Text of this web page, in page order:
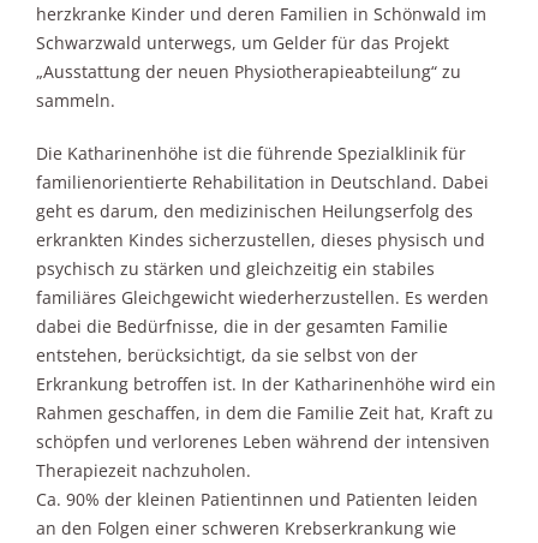
herzkranke Kinder und deren Familien in Schönwald im
Schwarzwald unterwegs, um Gelder für das Projekt
„Ausstattung der neuen Physiotherapieabteilung“ zu
sammeln.
Die Katharinenhöhe ist die führende Spezialklinik für
familienorientierte Rehabilitation in Deutschland. Dabei
geht es darum, den medizinischen Heilungserfolg des
erkrankten Kindes sicherzustellen, dieses physisch und
psychisch zu stärken und gleichzeitig ein stabiles
familiäres Gleichgewicht wiederherzustellen. Es werden
dabei die Bedürfnisse, die in der gesamten Familie
entstehen, berücksichtigt, da sie selbst von der
Erkrankung betroffen ist. In der Katharinenhöhe wird ein
Rahmen geschaffen, in dem die Familie Zeit hat, Kraft zu
schöpfen und verlorenes Leben während der intensiven
Therapiezeit nachzuholen.
Ca. 90% der kleinen Patientinnen und Patienten leiden
an den Folgen einer schweren Krebserkrankung wie